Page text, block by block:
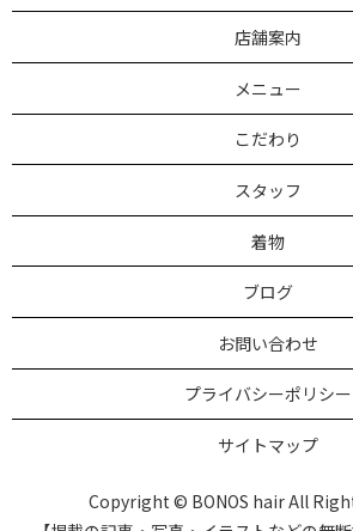
店舗案内
メニュー
こだわり
スタッフ
着物
ブログ
お問い合わせ
プライバシーポリシー
サイトマップ
Copyright © BONOS hair All